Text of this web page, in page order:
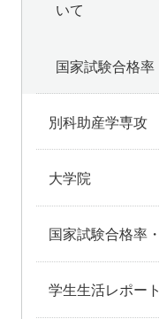
いて
国家試験合格
別科助産学専攻
大学院
国家試験合格率
学生生活レポート